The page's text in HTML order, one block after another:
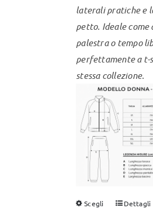
prodotto
laterali pratiche e
petto. Ideale come
palestra o tempo
perfettamente a t-
stessa collezione.
Scegli
Questo
Dettagli